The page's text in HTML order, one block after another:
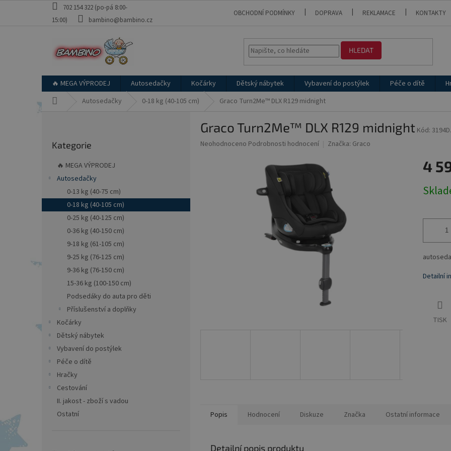
702 154 322 (po-pá 8:00-
15:00)
bambino@bambino.cz
OBCHODNÍ PODMÍNKY DOPRAVA REKLAMACE KONTAKTY
HLEDAT
🔥 MEGA VÝPRODEJ Autosedačky Kočárky Dětský nábytek Vybavení do postýlek Péče o dítě
Autosedačky 0-18 kg (40-105 cm) Graco Turn2Me™ DLX R129 midnight
kategorie
Kategorie
🔥 MEGA VÝPRODEJ
Autosedačky
0-13 kg (40-75 cm)
0-18 kg (40-105 cm)
0-25 kg (40-125 cm)
0-36 kg (40-150 cm)
9-18 kg (61-105 cm)
9-25 kg (76-125 cm)
9-36 kg (76-150 cm)
15-36 kg (100-150 cm)
Podsedáky do auta pro děti
Příslušenství a doplňky
Kočárky
Dětský nábytek
Vybavení do postýlek
Péče o dítě
Hračky
Cestování
II. jakost - zboží s vadou
Ostatní
Graco Turn2Me™ DLX R129 midnight Kód:
Průměrné
Neohodnoceno Podrobnosti hodnocení Značka: Graco
4
cena:
Detailní
TISK
Popis Hodnocení Diskuze Značka Ostatní informace
Detailní popis produktu